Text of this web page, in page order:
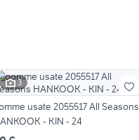
3
usate 2055517 All Seasons
- KIN - 24